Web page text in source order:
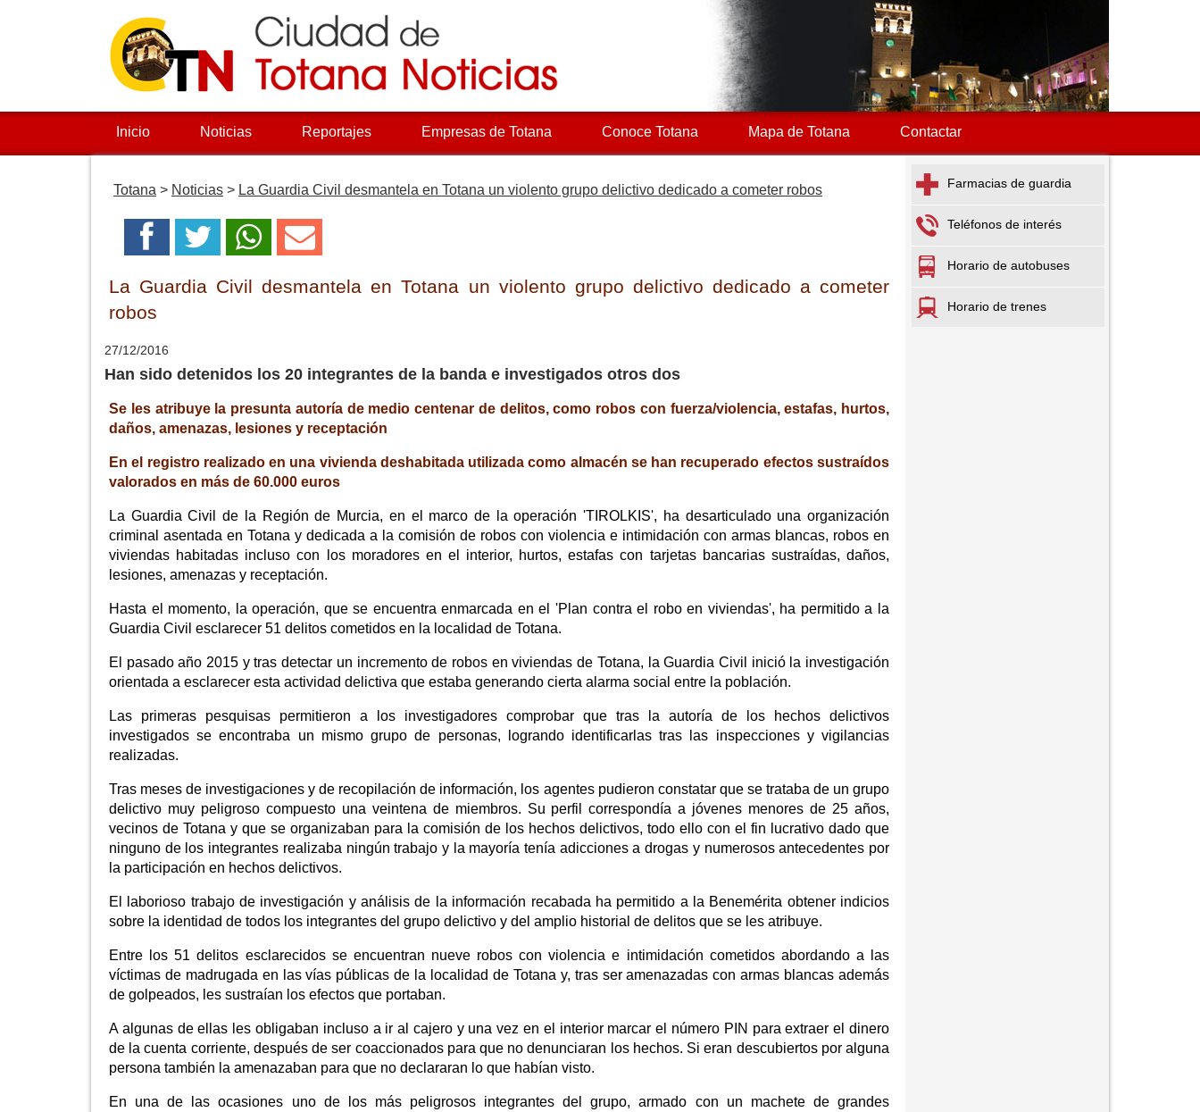
Inicio Noticias Reportajes Empresas de Totana Conoce Totana Mapa de Totana Contactar
Totana > Noticias > La Guardia Civil desmantela en Totana un violento grupo delictivo dedicado a cometer robos
La Guardia Civil desmantela en Totana un violento grupo delictivo dedicado a cometer
robos
27/12/2016
Han sido detenidos los 20 integrantes de la banda e investigados otros dos
Se les atribuye la presunta autoría de medio centenar de delitos, como robos con fuerza/violencia, estafas, hurtos,
daños, amenazas, lesiones y receptación
En el registro realizado en una vivienda deshabitada utilizada como almacén se han recuperado efectos sustraídos
valorados en más de 60.000 euros
La Guardia Civil de la Región de Murcia, en el marco de la operación 'TIROLKIS', ha desarticulado una organización
criminal asentada en Totana y dedicada a la comisión de robos con violencia e intimidación con armas blancas, robos en
viviendas habitadas incluso con los moradores en el interior, hurtos, estafas con tarjetas bancarias sustraídas, daños,
lesiones, amenazas y receptación.
Hasta el momento, la operación, que se encuentra enmarcada en el 'Plan contra el robo en viviendas', ha permitido a la
Guardia Civil esclarecer 51 delitos cometidos en la localidad de Totana.
El pasado año 2015 y tras detectar un incremento de robos en viviendas de Totana, la Guardia Civil inició la investigación
orientada a esclarecer esta actividad delictiva que estaba generando cierta alarma social entre la población.
Las primeras pesquisas permitieron a los investigadores comprobar que tras la autoría de los hechos delictivos
investigados se encontraba un mismo grupo de personas, logrando identificarlas tras las inspecciones y vigilancias
realizadas.
Tras meses de investigaciones y de recopilación de información, los agentes pudieron constatar que se trataba de un grupo
delictivo muy peligroso compuesto una veintena de miembros. Su perfil correspondía a jóvenes menores de 25 años,
vecinos de Totana y que se organizaban para la comisión de los hechos delictivos, todo ello con el fin lucrativo dado que
ninguno de los integrantes realizaba ningún trabajo y la mayoría tenía adicciones a drogas y numerosos antecedentes por
la participación en hechos delictivos.
El laborioso trabajo de investigación y análisis de la información recabada ha permitido a la Benemérita obtener indicios
sobre la identidad de todos los integrantes del grupo delictivo y del amplio historial de delitos que se les atribuye.
Entre los 51 delitos esclarecidos se encuentran nueve robos con violencia e intimidación cometidos abordando a las
víctimas de madrugada en las vías públicas de la localidad de Totana y, tras ser amenazadas con armas blancas además
de golpeados, les sustraían los efectos que portaban.
A algunas de ellas les obligaban incluso a ir al cajero y una vez en el interior marcar el número PIN para extraer el dinero
de la cuenta corriente, después de ser coaccionados para que no denunciaran los hechos. Si eran descubiertos por alguna
persona también la amenazaban para que no declararan lo que habían visto.
En una de las ocasiones uno de los más peligrosos integrantes del grupo, armado con un machete de grandes
Farmacias de guardia
Teléfonos de interés
Horario de autobuses
Horario de trenes